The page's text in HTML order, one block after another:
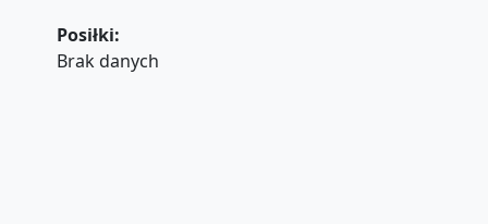
Posiłki:
Brak danych